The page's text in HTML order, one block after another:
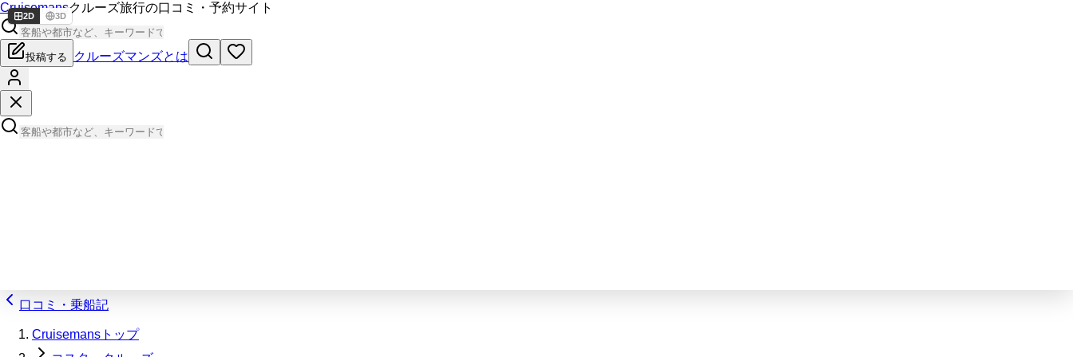
Cruisemansクルーズ旅行の口コミ・予約サイト
投稿する クルーズマンズとは
口コミ・乗船記
Cruisemansトップ
2D 3D